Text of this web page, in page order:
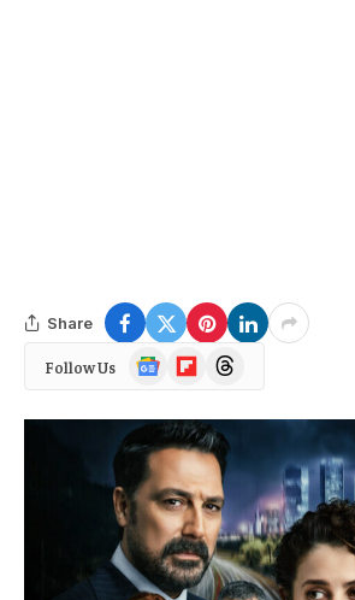
Share
Follow Us
Google
News
FlipboardThreads